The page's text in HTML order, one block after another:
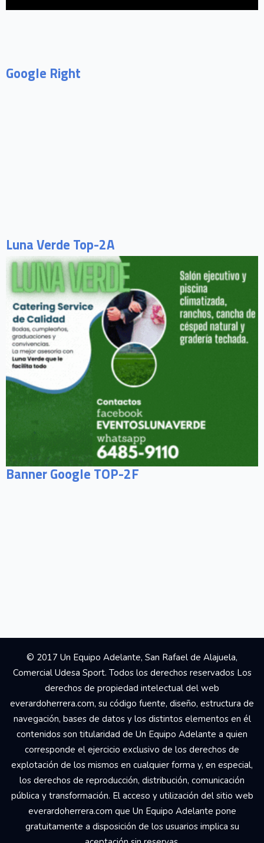
Google Right
Luna Verde Top-2A
Banner Google TOP-2F
© 2017 Un Equipo Adelante, San Rafael de Alajuela,
Comercial Udesa Sport. Todos los derechos reservados Los
derechos de propiedad intelectual del web
everardoherrera.com, su código fuente, diseño, estructura de
navegación, bases de datos y los distintos elementos en él
contenidos son titularidad de Un Equipo Adelante a quien
corresponde el ejercicio exclusivo de los derechos de
explotación de los mismos en cualquier forma y, en especial,
los derechos de reproducción, distribución, comunicación
pública y transformación. El acceso y utilización del sitio web
everardoherrera.com que Un Equipo Adelante pone
gratuitamente a disposición de los usuarios implica su